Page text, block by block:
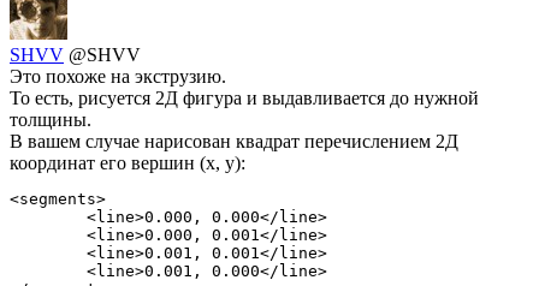
SHVV @SHVV
Это похоже на экструзию.
То есть, рисуется 2Д фигура и выдавливается до нужной
толщины.
В вашем случае нарисован квадрат перечислением 2Д
координат его вершин (x, y):
<segments>
        <line>0.000, 0.000</line>
        <line>0.000, 0.001</line>
        <line>0.001, 0.001</line>
        <line>0.001, 0.000</line>